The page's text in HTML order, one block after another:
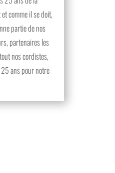
comme il se doit,
partie de nos
partenaires les
nos cordistes,
ans pour notre